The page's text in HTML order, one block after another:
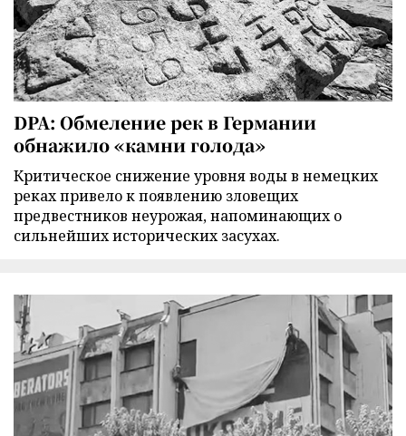
DPA: Обмеление рек в Германии
обнажило «камни голода»
Критическое снижение уровня воды в немецких
реках привело к появлению зловещих
предвестников неурожая, напоминающих о
сильнейших исторических засухах.